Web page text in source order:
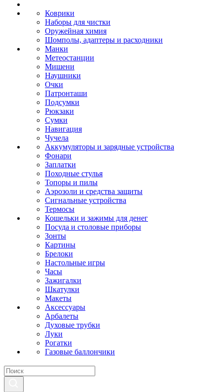
Коврики
Наборы для чистки
Оружейная химия
Шомполы, адаптеры и расходники
Манки
Метеостанции
Мишени
Наушники
Очки
Патронташи
Подсумки
Рюкзаки
Сумки
Навигация
Чучела
Аккумуляторы и зарядные устройства
Фонари
Заплатки
Походные стулья
Топоры и пилы
Аэрозоли и средства защиты
Сигнальные устройства
Термосы
Кошельки и зажимы для денег
Посуда и столовые приборы
Зонты
Картины
Брелоки
Настольные игры
Часы
Зажигалки
Шкатулки
Макеты
Аксессуары
Арбалеты
Духовые трубки
Луки
Рогатки
Газовые баллончики